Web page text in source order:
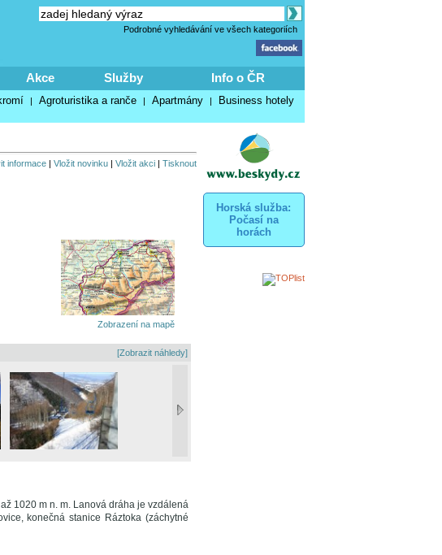
Podrobné vyhledávání ve všech kategoriích
Akce Služby Info o ČR
| Agroturistika a ranče | Apartmány | Business hotely
informace| Vložit novinku| Vložit akci| Tisknout
Zobrazení na mapě
[Zobrazit náhledy]
1020 m n. m. Lanová dráha je vzdálená
konečná stanice Ráztoka (záchytné
Horská služba:
Počasí na
horách